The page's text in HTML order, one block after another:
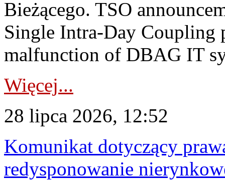
Bieżącego. TSO
Single Intra-Day Coupling
malfunction of DBAG IT
Więcej...
28 lipca 2026, 12:52
Komunikat dotyczący
redysponowanie